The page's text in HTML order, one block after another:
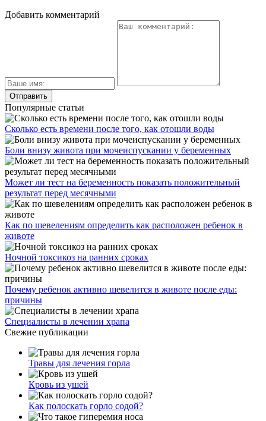
Добавить комментарий
Популярные статьи
Сколько есть времени после того, как отошли воды
Боли внизу живота при мочеиспускании у беременных
Может ли тест на беременность показать положительный
результат перед месячными
Как по шевелениям определить как расположен ребенок в
животе
Ночной токсикоз на ранних сроках
Почему ребенок активно шевелится в животе после еды:
причины
Специалисты в лечении храпа
Свежие публикации
Травы для лечения горла
Кровь из ушей
Как полоскать горло содой?